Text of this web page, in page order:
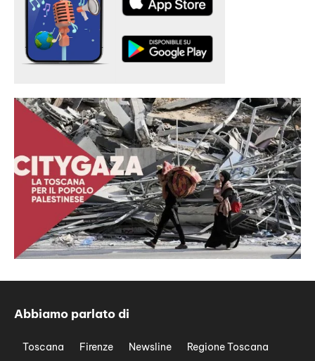
Abbiamo parlato di
Toscana Firenze Newsline
Regione Toscana